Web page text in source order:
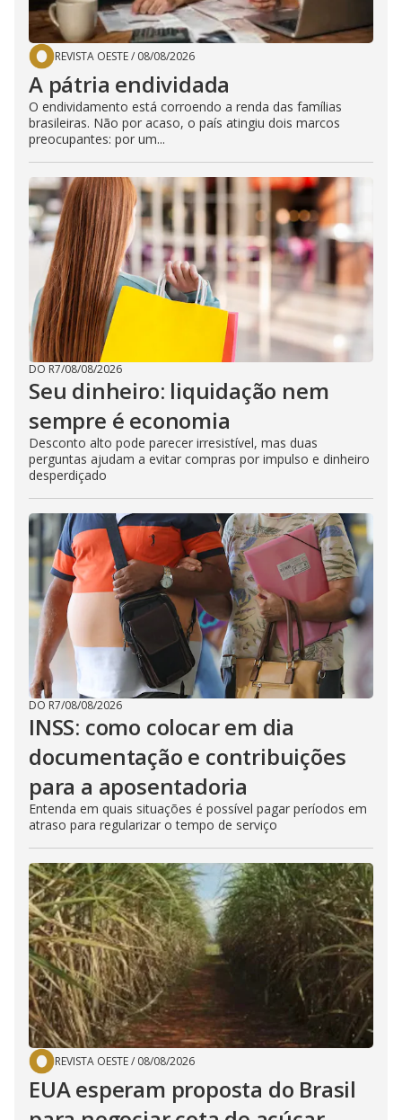
REVISTA OESTE/ 08/08/2026
A pátria endividada
O endividamento está corroendo a renda das famílias
brasileiras. Não por acaso, o país atingiu dois marcos
preocupantes: por um...
DO R7/08/08/2026
Seu dinheiro: liquidação nem
sempre é economia
Desconto alto pode parecer irresistível, mas duas
perguntas ajudam a evitar compras por impulso e dinheiro
desperdiçado
DO R7/08/08/2026
INSS: como colocar em dia
documentação e contribuições
para a aposentadoria
Entenda em quais situações é possível pagar períodos em
atraso para regularizar o tempo de serviço
REVISTA OESTE/ 08/08/2026
EUA esperam proposta do Brasil